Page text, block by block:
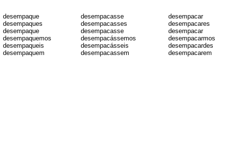
desempaque
desempaques
desempaque
desempaquemos
desempaqueis
desempaquem
desempacasse
desempacasses
desempacasse
desempacássemos
desempacásseis
desempacassem
desempacar
desempacares
desempacar
desempacarmos
desempacardes
desempacarem